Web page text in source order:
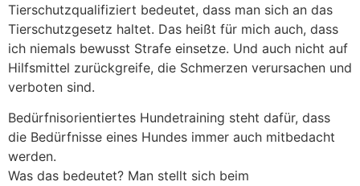
Tierschutzqualifiziert bedeutet, dass man sich an das
Tierschutzgesetz haltet. Das heißt für mich auch, dass
ich niemals bewusst Strafe einsetze. Und auch nicht auf
Hilfsmittel zurückgreife, die Schmerzen verursachen und
verboten sind.
Bedürfnisorientiertes Hundetraining steht dafür, dass
die Bedürfnisse eines Hundes immer auch mitbedacht
werden.
Was das bedeutet? Man stellt sich beim